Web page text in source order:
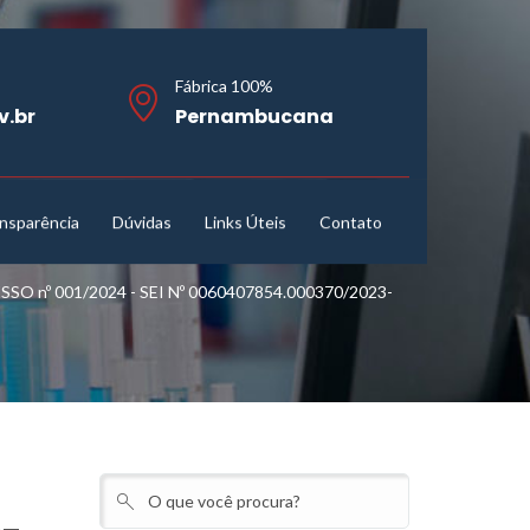
Fábrica 100%
Pernambucana
Dúvidas Links Úteis Contato
nº 001/2024 - SEI Nº 0060407854.000370/2023-